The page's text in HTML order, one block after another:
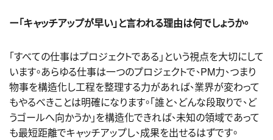
ー「キャッチアップが早い」と言われる理由は何でしょうか。
「すべての仕事はプロジェクトである」という視点を大切にして
います。あらゆる仕事は一つのプロジェクトで、PM力、つまり
物事を構造化し工程を整理する力があれば、業界が変わって
もやるべきことは明確になります。「誰と、どんな段取りで、ど
うゴールへ向かうか」を構造化できれば、未知の領域であって
も最短距離でキャッチアップし、成果を出せるはずです。